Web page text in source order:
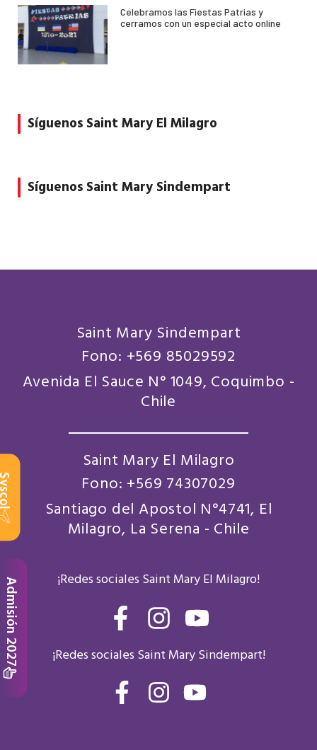
Celebramos las Fiestas Patrias y
cerramos con un especial acto online
Síguenos Saint Mary El Milagro
Síguenos Saint Mary Sindempart
Saint Mary Sindempart
Fono: +569 85029592
Avenida El Sauce N° 1049, Coquimbo -
Chile
Saint Mary El Milagro
Fono: +569 74307029
Santiago del Apostol N°4741, El
Milagro, La Serena - Chile
Admisión 2027 ¡Redes sociales Saint Mary El Milagro!
F
a
c
e
b
I
n
s
t
a
Y
o
u
t
¡Redes sociales Saint Mary Sindempart!
F
a
I
n
Y
o